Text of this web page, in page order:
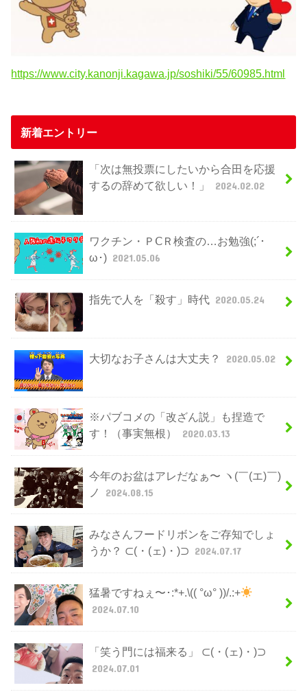
https://www.city.kanonji.kagawa.jp/soshiki/55/60985.html
新着エントリー
「次は無投票にしたいから合田を応援
するの辞めて欲しい！」
2024.02.02
ワクチン・ＰⅭＲ検査の…お勉強(;´･
ω･) 2021.05.06
指先で人を「殺す」時代 2020.05.24
大切なお子さんは大丈夫？ 2020.05.02
※パブコメの「改ざん説」も捏造で
す！（事実無根）
2020.03.13
今年のお盆はアレだなぁ〜 ヽ(￣(エ)￣)
ノ
2024.08.15
みなさんフードリボンをご存知でしょ
うか？ ⊂(・(ェ)・)⊃ 2024.07.17
猛暑ですねぇ〜･:*+.\(( °ω° ))/.:+
2024.07.10
「笑う門には福来る」 ⊂(・(ェ)・)⊃
2024.07.01